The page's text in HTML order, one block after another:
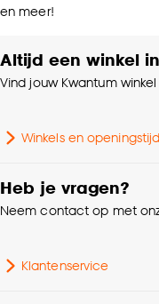
en meer!
Altijd een winkel
Vind jouw Kwantum winkel
Winkels en
Heb je vragen?
Neem contact op met
Klantenservice